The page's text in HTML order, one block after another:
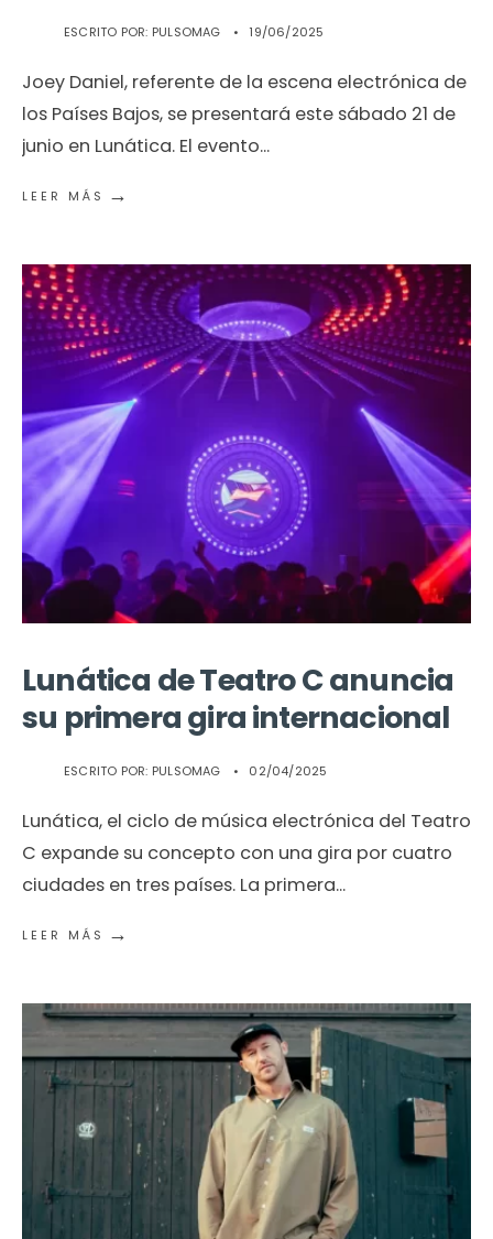
ESCRITO POR: PULSOMAG • 19/06/2025
Joey Daniel, referente de la escena electrónica de
los Países Bajos, se presentará este sábado 21 de
junio en Lunática. El evento...
LEER MÁS →
Lunática de Teatro C anuncia
su primera gira internacional
ESCRITO POR: PULSOMAG • 02/04/2025
Lunática, el ciclo de música electrónica del Teatro
C expande su concepto con una gira por cuatro
ciudades en tres países. La primera...
LEER MÁS →